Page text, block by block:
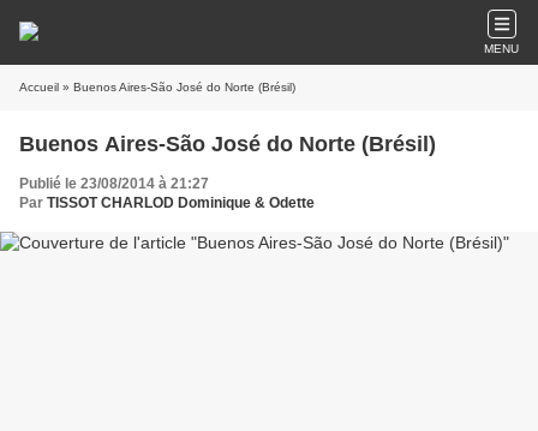
MENU
Accueil » Buenos Aires-São José do Norte (Brésil)
Buenos Aires-São José do Norte (Brésil)
Publié le 23/08/2014 à 21:27
Par TISSOT CHARLOD Dominique & Odette